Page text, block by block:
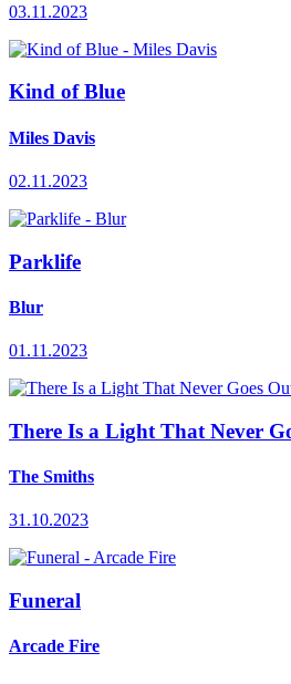
03.11.2023
Kind of Blue
Miles Davis
02.11.2023
Parklife
Blur
01.11.2023
There Is a Light That Never
The Smiths
31.10.2023
Funeral
Arcade Fire